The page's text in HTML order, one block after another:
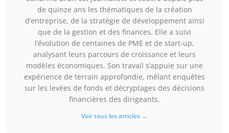
de quinze ans les thématiques de la création
d’entreprise, de la stratégie de développement ainsi
que de la gestion et des finances. Elle a suivi
l’évolution de centaines de PME et de start-up,
analysant leurs parcours de croissance et leurs
modèles économiques. Son travail s’appuie sur une
expérience de terrain approfondie, mêlant enquêtes
sur les levées de fonds et décryptages des décisions
financières des dirigeants.
Voir tous les articles →